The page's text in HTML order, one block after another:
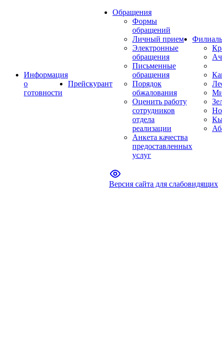
Информация
о
готовности
Прейскурант
Обращения
Формы
обращений
Личный прием
Электронные
обращения
Письменные
обращения
Порядок
обжалования
Оценить работу
сотрудников
отдела
реализации
Анкета качества
предоставленных
услуг
Версия сайта для слабовидящих